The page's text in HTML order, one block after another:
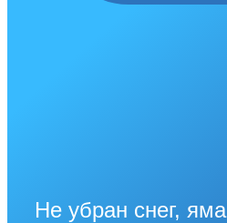
Не убран снег, яма